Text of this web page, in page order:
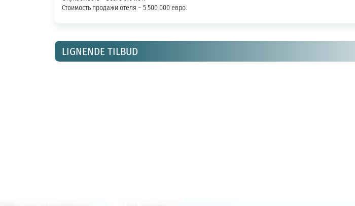
Стоимость продажи отеля – 5 500 000 евро.
LIGNENDE TILBUD